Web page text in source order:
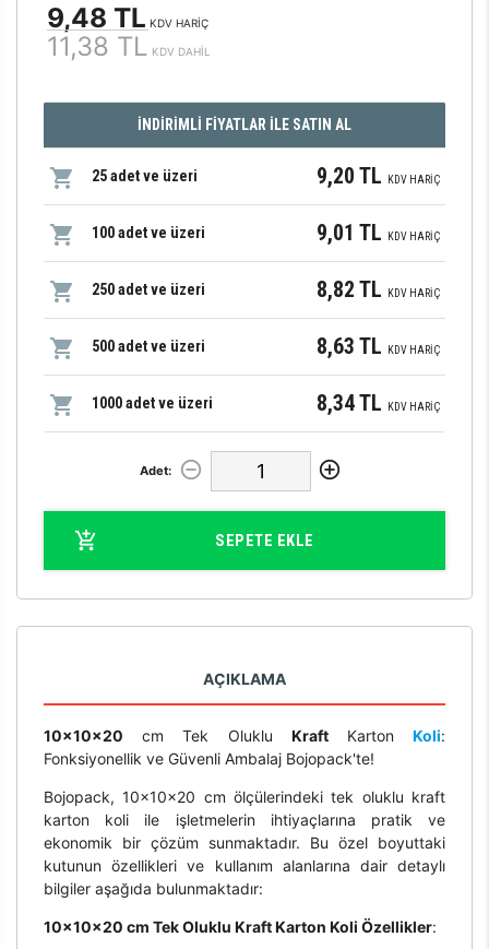
9,48 TL KDV HARİÇ
11,38 TL KDV DAHİL
İNDİRİMLİ FİYATLAR İLE SATIN AL
25 adet ve üzeri 9,20 TL KDV HARİÇ
100 adet ve üzeri 9,01 TL KDV HARİÇ
250 adet ve üzeri 8,82 TL KDV HARİÇ
500 adet ve üzeri 8,63 TL KDV HARİÇ
1000 adet ve üzeri 8,34 TL KDV HARİÇ
Adet:
SEPETE EKLE
AÇIKLAMA
10x10x20 cm Tek Oluklu KraftKartonKoli:
Fonksiyonellik ve Güvenli Ambalaj Bojopack'te!
Bojopack, 10x10x20 cm ölçülerindeki tek oluklu kraft
karton koli ile işletmelerin ihtiyaçlarına pratik ve
ekonomik bir çözüm sunmaktadır. Bu özel boyuttaki
kutunun özellikleri ve kullanım alanlarına dair detaylı
bilgiler aşağıda bulunmaktadır:
10x10x20 cm Tek Oluklu Kraft Karton Koli Özellikler: